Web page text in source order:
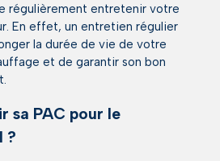
régulièrement entretenir votre
En effet, un entretien régulier
la durée de vie de votre
et de garantir son bon
sa PAC pour le
?